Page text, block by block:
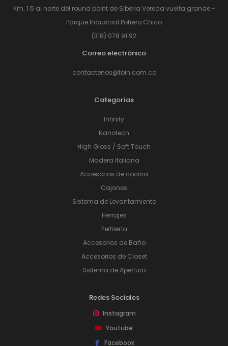
Km. 1.5 al norte del round point de Siberia Vereda vuelta grande -
Parque Industrial Potrero Chico
(318) 078 91 92
Correo electrónico
contactenos@toin.com.co
Categorías
Infinity
Nanotech
High Gloss / Soft Touch
Madera Italiana
Accesorios de cocina
Cajones
Sistema de Levantamiento
Herrajes
Perfilería
Accesorios de Baño
Accesorios de Closet
Sistema de Apertura
Redes Sociales
Instagram
Youtube
Facebook